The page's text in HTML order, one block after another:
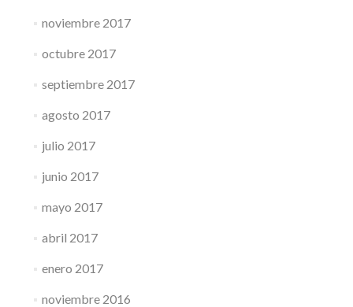
noviembre 2017
octubre 2017
septiembre 2017
agosto 2017
julio 2017
junio 2017
mayo 2017
abril 2017
enero 2017
noviembre 2016